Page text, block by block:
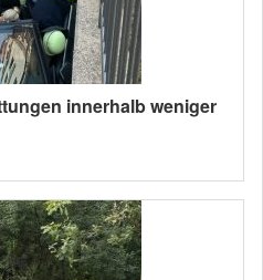
innerhalb weniger